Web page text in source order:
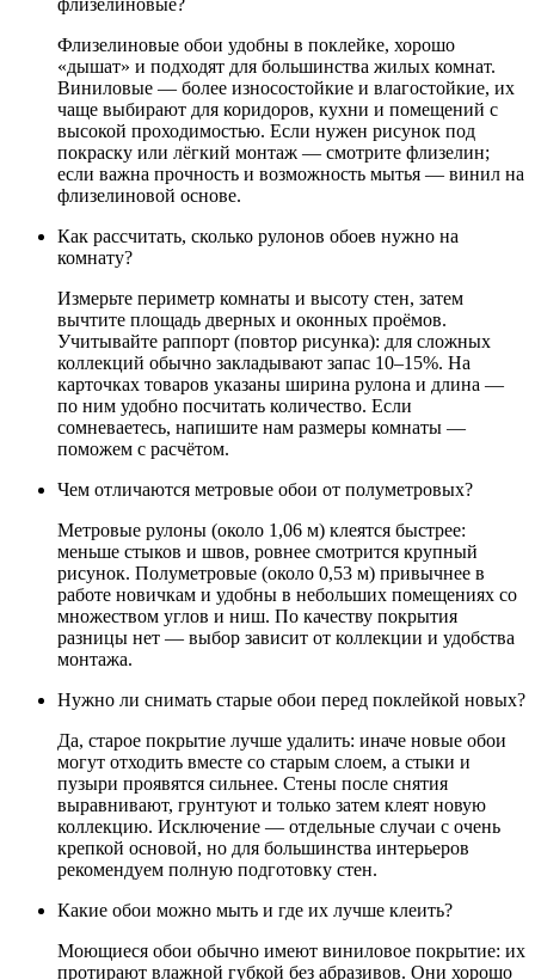
Флизелиновые обои удобны в поклейке, хорошо
«дышат» и подходят для большинства жилых комнат.
Виниловые — более износостойкие и влагостойкие, их
чаще выбирают для коридоров, кухни и помещений с
высокой проходимостью. Если нужен рисунок под
покраску или лёгкий монтаж — смотрите флизелин;
если важна прочность и возможность мытья — винил на
флизелиновой основе.
Как рассчитать, сколько рулонов обоев нужно на
комнату?
Измерьте периметр комнаты и высоту стен, затем
вычтите площадь дверных и оконных проёмов.
Учитывайте раппорт (повтор рисунка): для сложных
коллекций обычно закладывают запас 10–15%. На
карточках товаров указаны ширина рулона и длина —
по ним удобно посчитать количество. Если
сомневаетесь, напишите нам размеры комнаты —
поможем с расчётом.
Чем отличаются метровые обои от полуметровых?
Метровые рулоны (около 1,06 м) клеятся быстрее:
меньше стыков и швов, ровнее смотрится крупный
рисунок. Полуметровые (около 0,53 м) привычнее в
работе новичкам и удобны в небольших помещениях со
множеством углов и ниш. По качеству покрытия
разницы нет — выбор зависит от коллекции и удобства
монтажа.
Нужно ли снимать старые обои перед поклейкой новых?
Да, старое покрытие лучше удалить: иначе новые обои
могут отходить вместе со старым слоем, а стыки и
пузыри проявятся сильнее. Стены после снятия
выравнивают, грунтуют и только затем клеят новую
коллекцию. Исключение — отдельные случаи с очень
крепкой основой, но для большинства интерьеров
рекомендуем полную подготовку стен.
Какие обои можно мыть и где их лучше клеить?
Моющиеся обои обычно имеют виниловое покрытие: их
протирают влажной губкой без абразивов. Они хорошо